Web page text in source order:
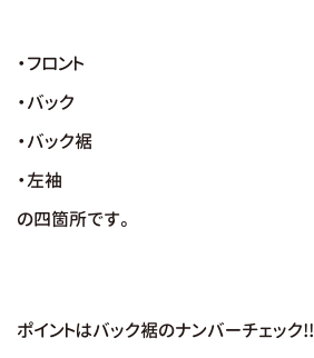
・フロント
・バック
・バック裾
・左袖
の四箇所です。
ポイントはバック裾のナンバーチェック!!